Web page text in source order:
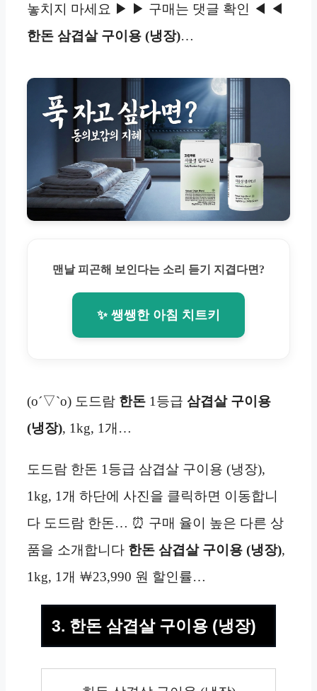
놓치지 마세요 ▶ ▶ 구매는 댓글 확인 ◀ ◀
한돈 삼겹살 구이용 (냉장)…
맨날 피곤해 보인다는 소리 듣기 지겹다면?
✨ 쌩쌩한 아침 치트키
(o´▽`o) 도드람 한돈 1등급 삼겹살 구이용
(냉장), 1kg, 1개…
도드람 한돈 1등급 삼겹살 구이용 (냉장),
1kg, 1개 하단에 사진을 클릭하면 이동합니
다 도드람 한돈… ⏰ 구매 율이 높은 다른 상
품을 소개합니다 한돈 삼겹살 구이용 (냉장),
1kg, 1개 ￦23,990 원 할인률…
3. 한돈 삼겹살 구이용 (냉장)